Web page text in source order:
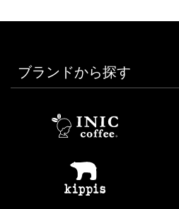
ブランドから探す